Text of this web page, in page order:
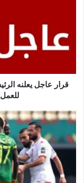
قيس
سعيد
بخصوص
البرلمان
للعمل
بداية
من
الغد
قرار عاجل يعلنه
تشكيلة
المنتخب
التونسي
ضد
3